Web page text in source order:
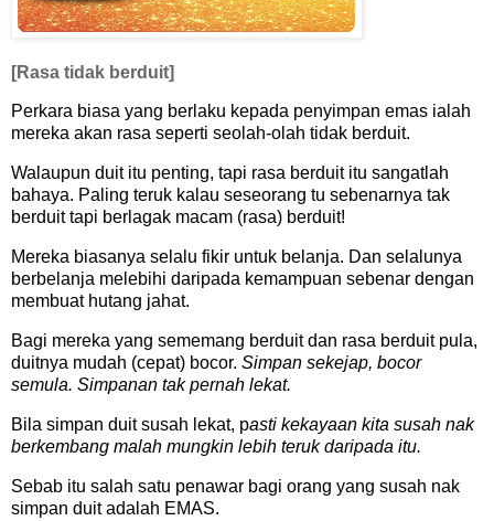
[Rasa tidak berduit]
Perkara biasa yang berlaku kepada penyimpan emas ialah
mereka akan rasa seperti seolah-olah tidak berduit.
Walaupun duit itu penting, tapi rasa berduit itu sangatlah
bahaya. Paling teruk kalau seseorang tu sebenarnya tak
berduit tapi berlagak macam (rasa) berduit!
Mereka biasanya selalu fikir untuk belanja. Dan selalunya
berbelanja melebihi daripada kemampuan sebenar dengan
membuat hutang jahat.
Bagi mereka yang sememang berduit dan rasa berduit pula,
duitnya mudah (cepat) bocor. Simpan sekejap, bocor
semula. Simpanan tak pernah lekat.
Bila simpan duit susah lekat, pasti kekayaan kita susah nak
berkembang malah mungkin lebih teruk daripada itu.
Sebab itu salah satu penawar bagi orang yang susah nak
simpan duit adalah EMAS.